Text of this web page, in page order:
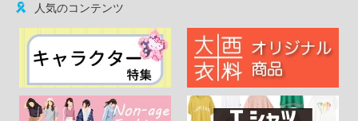
人気のコンテンツ